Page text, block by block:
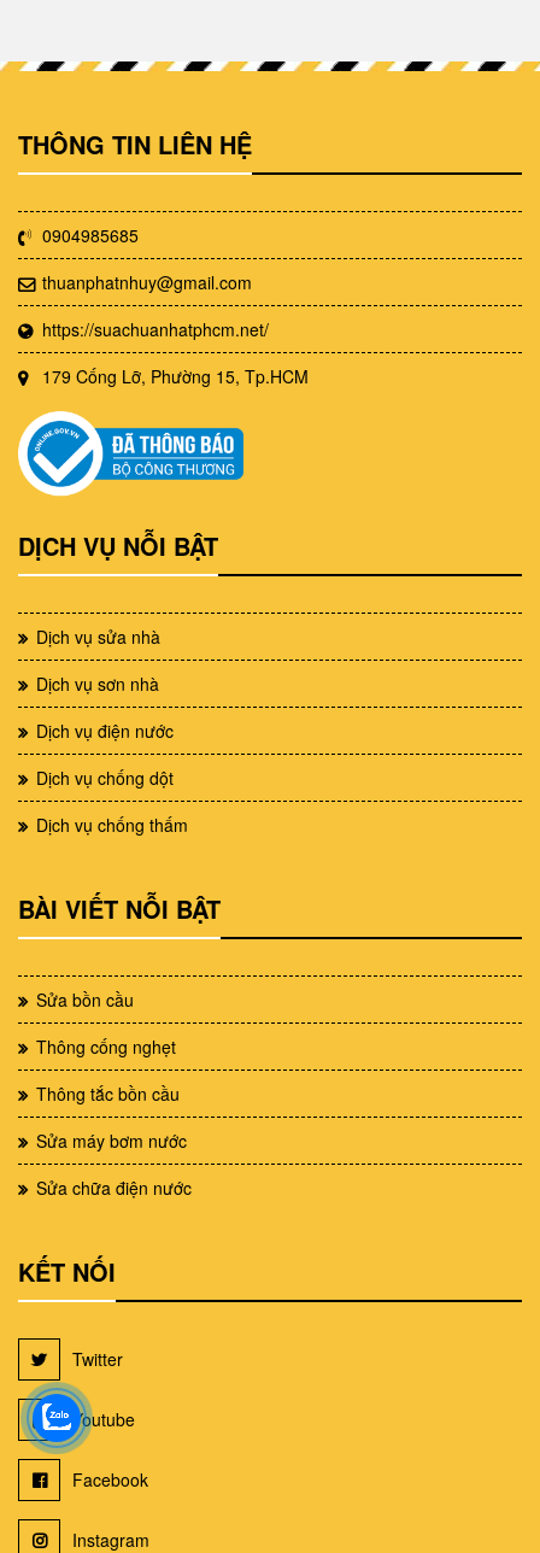
THÔNG TIN LIÊN HỆ
0904985685
thuanphatnhuy@gmail.com
https://suachuanhatphcm.net/
179 Cống Lỡ, Phường 15, Tp.HCM
DỊCH VỤ NỖI BẬT
Dịch vụ sửa nhà
Dịch vụ sơn nhà
Dịch vụ điện nước
Dịch vụ chống dột
Dịch vụ chống thấm
BÀI VIẾT NỖI BẬT
Sửa bồn cầu
Thông cống nghẹt
Thông tắc bồn cầu
Sửa máy bơm nước
Sửa chữa điện nước
KẾT NỐI
Twitter
Youtube
Facebook
Instagram